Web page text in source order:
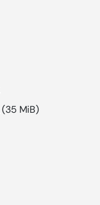
(35 MiB)